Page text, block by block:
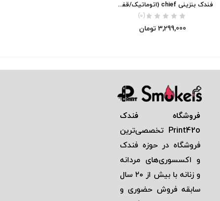
فندک بنزینی chief (اتوماتیک/قفل دار) اورجینال
(0)
3,299,000 تومان
فروشگاه فندک
Print42o تخصصی‌ترين
فروشگاه در حوزه فندک
و اكسسوری‌های مردانه
و زنانه با بيش از ٢٠ سال
سابقه فروش حضوری و